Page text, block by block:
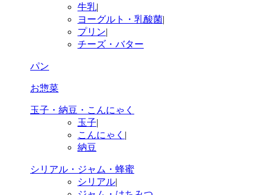
牛乳|
ヨーグルト・乳酸菌|
プリン|
チーズ・バター
パン
お惣菜
玉子・納豆・こんにゃく
玉子|
こんにゃく |
納豆
シリアル・ジャム・蜂蜜
シリアル|